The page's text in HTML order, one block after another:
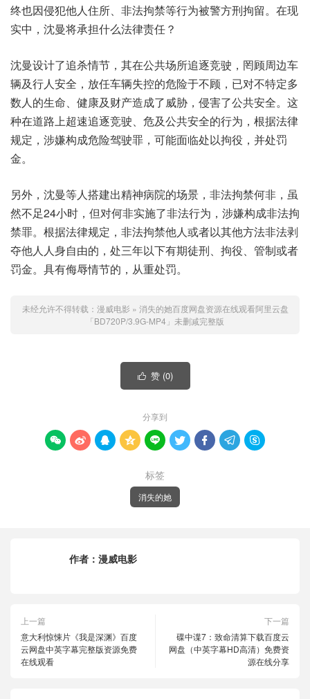
终也因侵犯他人住所、非法拘禁等行为被警方刑拘留。在现
实中，沈曼将承担什么法律责任？
沈曼设计了追杀情节，其在公共场所追逐竞驶，罔顾周边车
辆及行人安全，放任车辆失控的危险于不顾，已对不特定多
数人的生命、健康及财产造成了威胁，侵害了公共安全。这
种在道路上超速追逐竞驶、危及公共安全的行为，根据法律
规定，涉嫌构成危险驾驶罪，可能面临处以拘役，并处罚
金。
另外，沈曼等人搭建出精神病院的场景，非法拘禁何非，虽
然不足24小时，但对何非实施了非法行为，涉嫌构成非法拘
禁罪。根据法律规定，非法拘禁他人或者以其他方法非法剥
夺他人人身自由的，处三年以下有期徒刑、拘役、管制或者
罚金。具有侮辱情节的，从重处罚。
未经允许不得转载： 漫威电影 » 消失的她百度网盘资源在线观看阿里云盘
「BD720P/3.9G-MP4」未删减完整版
 赞 (0)
分享到
        
标签
消失的她
作者： 漫威电影
上一篇
意大利惊悚片《我是深渊》百度
云网盘中英字幕完整版资源免费
在线观看
下一篇
碟中谍7：致命清算下载百度云
网盘（中英字幕HD高清）免费资
源在线分享